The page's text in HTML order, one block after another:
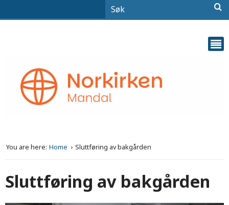
You are here: Home Sluttføring av bakgården
Sluttføring av bakgården